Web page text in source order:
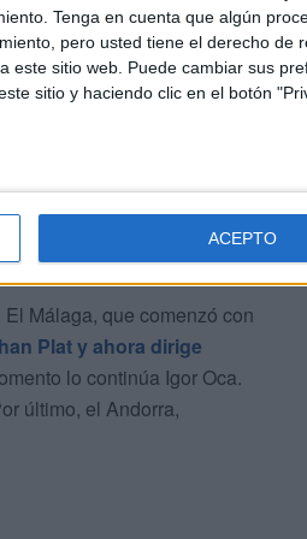
Tenga en cuenta que algún
pero usted tiene el derecho de
este sitio web. Puede cambiar sus
sitio y haciendo clic en el botón
ACEPTO
el curso con José
Sergio González y
El Málaga, que comenzó con
Plat y ahora dirige
lo continúa Igor Oca.
último, el Andorra,